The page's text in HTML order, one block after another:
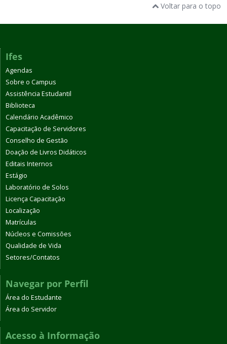
Voltar para o topo
Ifes
Agendas
Sobre o Campus
Assistência Estudantil
Biblioteca
Calendário Acadêmico
Capacitação de Servidores
Conselho de Gestão
Doação de Livros Didáticos
Editais Internos
Estágio
Laboratório de Solos
Licença Capacitação
Localização
Matrículas
Núcleos e Comissões
Qualidade de Vida
Setores/Contatos
Navegar por Perfil
Área do Estudante
Área do Servidor
Acesso à Informação